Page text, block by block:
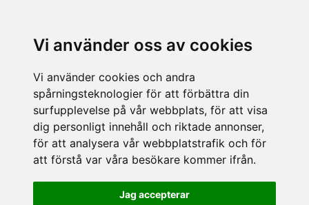
Vi använder oss av cookies
Vi använder cookies och andra
spårningsteknologier för att förbättra din
surfupplevelse på vår webbplats, för att visa
dig personligt innehåll och riktade annonser,
för att analysera vår webbplatstrafik och för
att förstå var våra besökare kommer ifrån.
Jag accepterar